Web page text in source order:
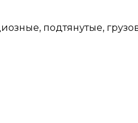
подтянутые,